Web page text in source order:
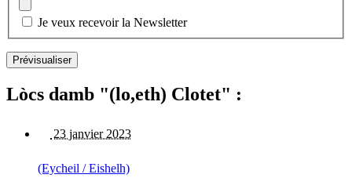
Je veux recevoir la Newsletter
Lòcs damb "(lo,eth) Clotet" :
23 janvier 2023
(Eycheil / Eishelh)